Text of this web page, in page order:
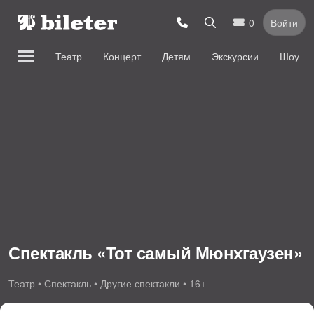
0 Войти
Театр Концерт Детям Экскурсии Шоу
Спектакль «Тот самый Мюнхгаузен»
Театр • Спектакль • Другие спектакли • 16+